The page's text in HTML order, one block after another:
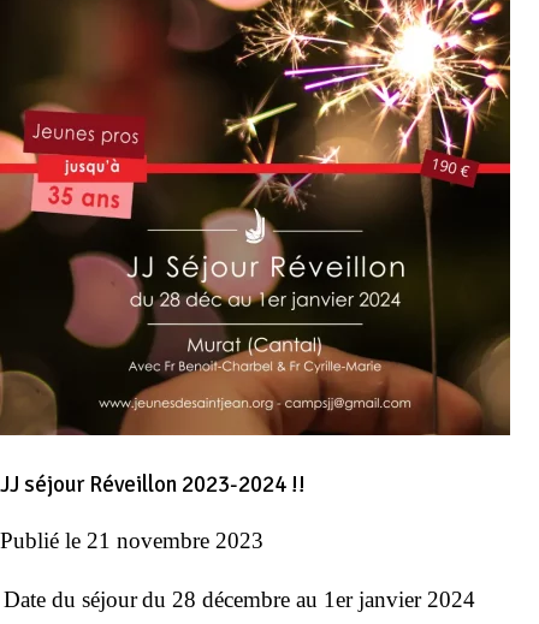
JJ séjour Réveillon 2023-2024 !!
Publié le 21 novembre 2023
Date du séjourdu 28 décembre au 1er janvier 2024